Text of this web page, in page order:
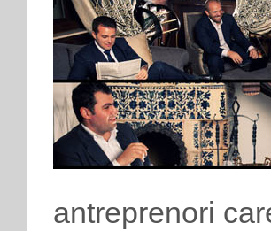
antreprenori